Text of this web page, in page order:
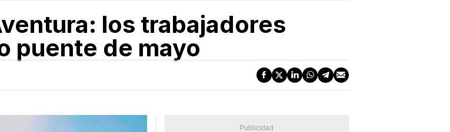
los trabajadores
puente de mayo